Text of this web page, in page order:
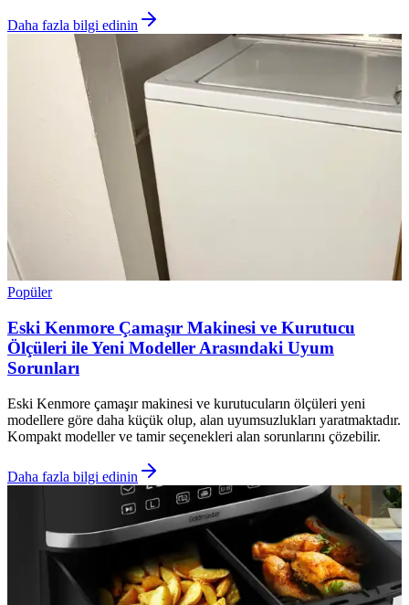
Daha fazla bilgi edinin
Popüler
Eski Kenmore Çamaşır Makinesi ve Kurutucu
Ölçüleri ile Yeni Modeller Arasındaki Uyum
Sorunları
Eski Kenmore çamaşır makinesi ve kurutucuların ölçüleri yeni
modellere göre daha küçük olup, alan uyumsuzlukları yaratmaktadır.
Kompakt modeller ve tamir seçenekleri alan sorunlarını çözebilir.
Daha fazla bilgi edinin